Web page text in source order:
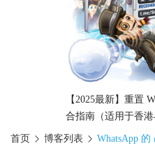
【2025最新】重置
合指南（适用于香港
首页 博客列表 WhatsApp 的